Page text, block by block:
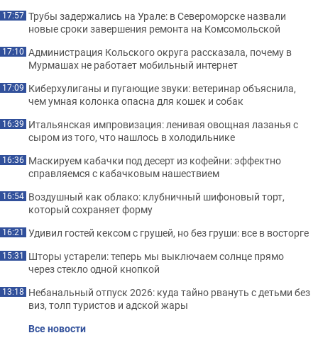
17:57 Трубы задержались на Урале: в Североморске назвали
новые сроки завершения ремонта на Комсомольской
17:10 Администрация Кольского округа рассказала, почему в
Мурмашах не работает мобильный интернет
17:09 Киберхулиганы и пугающие звуки: ветеринар объяснила,
чем умная колонка опасна для кошек и собак
16:39 Итальянская импровизация: ленивая овощная лазанья с
сыром из того, что нашлось в холодильнике
16:36 Маскируем кабачки под десерт из кофейни: эффектно
справляемся с кабачковым нашествием
16:54 Воздушный как облако: клубничный шифоновый торт,
который сохраняет форму
16:21 Удивил гостей кексом с грушей, но без груши: все в восторге
15:31 Шторы устарели: теперь мы выключаем солнце прямо
через стекло одной кнопкой
13:18 Небанальный отпуск 2026: куда тайно рвануть с детьми без
виз, толп туристов и адской жары
Все новости